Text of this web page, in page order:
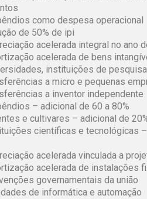
como despesa operacional
de 50% de ipi
acelerada integral no ano
acelerada de bens
instituições de
a micro e pequenas
a inventor independente
– adicional de 60 a 80%
e cultivares – adicional de
científicas e tecnológicas
acelerada vinculada a
acelerada de instalações
governamentais da união
de informática e automação